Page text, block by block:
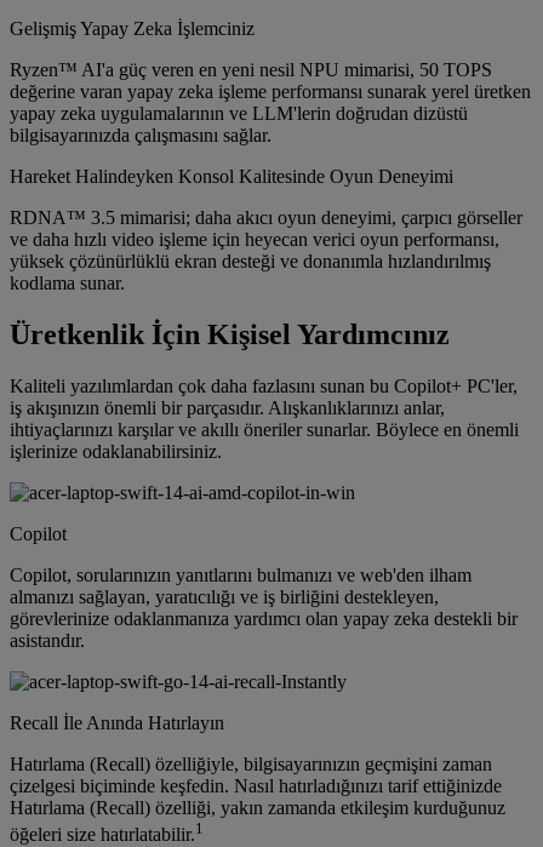
Gelişmiş Yapay Zeka İşlemciniz
Ryzen™ AI'a güç veren en yeni nesil NPU mimarisi, 50 TOPS
değerine varan yapay zeka işleme performansı sunarak yerel üretken
yapay zeka uygulamalarının ve LLM'lerin doğrudan dizüstü
bilgisayarınızda çalışmasını sağlar.
Hareket Halindeyken Konsol Kalitesinde Oyun Deneyimi
RDNA™ 3.5 mimarisi; daha akıcı oyun deneyimi, çarpıcı görseller
ve daha hızlı video işleme için heyecan verici oyun performansı,
yüksek çözünürlüklü ekran desteği ve donanımla hızlandırılmış
kodlama sunar.
Üretkenlik İçin Kişisel Yardımcınız
Kaliteli yazılımlardan çok daha fazlasını sunan bu Copilot+ PC'ler,
iş akışınızın önemli bir parçasıdır. Alışkanlıklarınızı anlar,
ihtiyaçlarınızı karşılar ve akıllı öneriler sunarlar. Böylece en önemli
işlerinize odaklanabilirsiniz.
Copilot
Copilot, sorularınızın yanıtlarını bulmanızı ve web'den ilham
almanızı sağlayan, yaratıcılığı ve iş birliğini destekleyen,
görevlerinize odaklanmanıza yardımcı olan yapay zeka destekli bir
asistandır.
Recall İle Anında Hatırlayın
Hatırlama (Recall) özelliğiyle, bilgisayarınızın geçmişini zaman
çizelgesi biçiminde keşfedin. Nasıl hatırladığınızı tarif ettiğinizde
Hatırlama (Recall) özelliği, yakın zamanda etkileşim kurduğunuz
öğeleri size hatırlatabilir.1